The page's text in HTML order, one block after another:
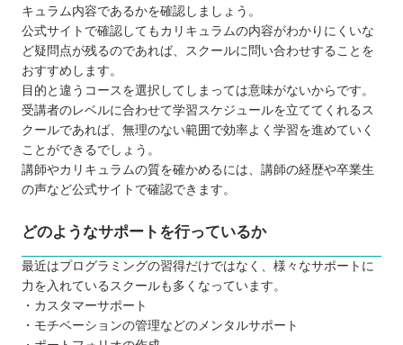
キュラム内容であるかを確認しましょう。
公式サイトで確認してもカリキュラムの内容がわかりにくいな
ど疑問点が残るのであれば、スクールに問い合わせすることを
おすすめします。
目的と違うコースを選択してしまっては意味がないからです。
受講者のレベルに合わせて学習スケジュールを立ててくれるス
クールであれば、無理のない範囲で効率よく学習を進めていく
ことができるでしょう。
講師やカリキュラムの質を確かめるには、講師の経歴や卒業生
の声など公式サイトで確認できます。
どのようなサポートを行っているか
最近はプログラミングの習得だけではなく、様々なサポートに
力を入れているスクールも多くなっています。
・カスタマーサポート
・モチベーションの管理などのメンタルサポート